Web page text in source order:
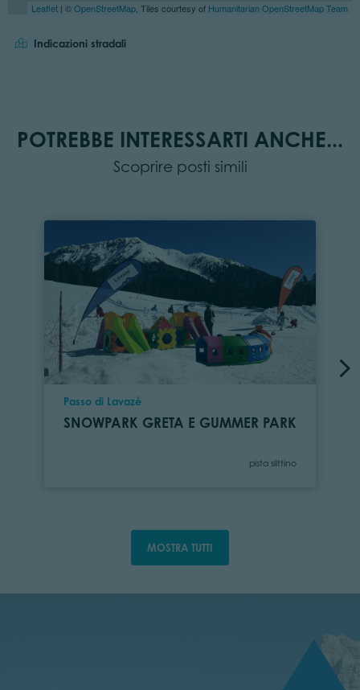
Leaflet | ©OpenStreetMap , Tiles courtesy of Humanitarian OpenStreetMap Team
Indicazioni stradali
POTREBBE INTERESSARTI ANCHE...
Scoprire posti simili
Località
Passo di Lavazè
SNOWPARK GRETA E GUMMER PARK
Categoria
pista slittino
MOSTRA TUTTI